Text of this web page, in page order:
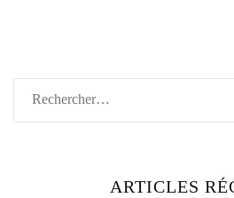
Rechercher :
ARTICLES